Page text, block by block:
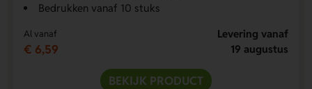
Bedrukken vanaf 10 stuks
Al vanaf
€ 6,59
Levering vanaf
19 augustus
BEKIJK PRODUCT